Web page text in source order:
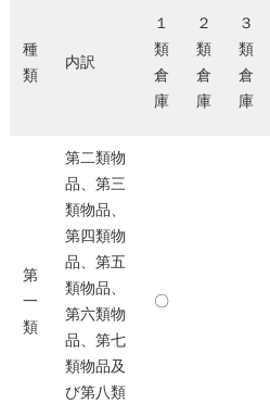
種
類
内訳
１
類
倉
庫
２
類
倉
庫
３
類
倉
庫
第
一
類
第二類物
品、第三
類物品、
第四類物
品、第五
類物品、
第六類物
品、第七
類物品及
び第八類
〇